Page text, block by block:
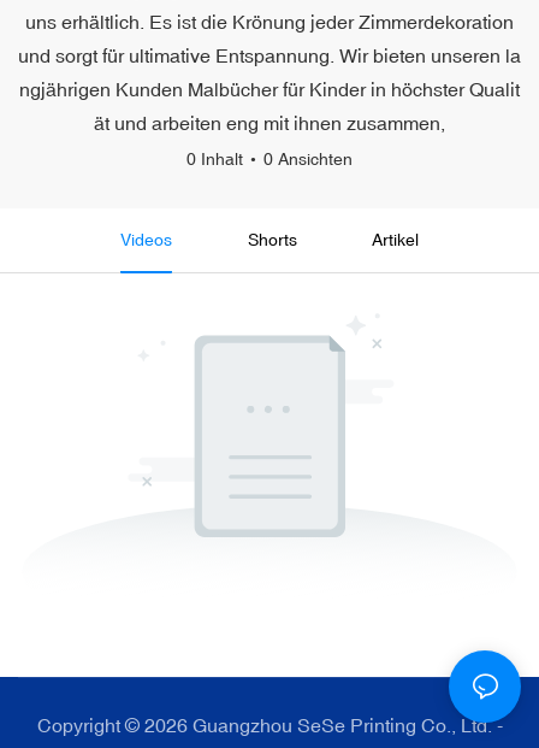
uns erhältlich. Es ist die Krönung jeder Zimmerdekoration
und sorgt für ultimative Entspannung. Wir bieten unseren la
ngjährigen Kunden Malbücher für Kinder in höchster Qualit
ät und arbeiten eng mit ihnen zusammen,
0 Inhalt 0 Ansichten
Videos Shorts Artikel
Copyright © 2026 Guangzhou SeSe Printing Co., Ltd. -